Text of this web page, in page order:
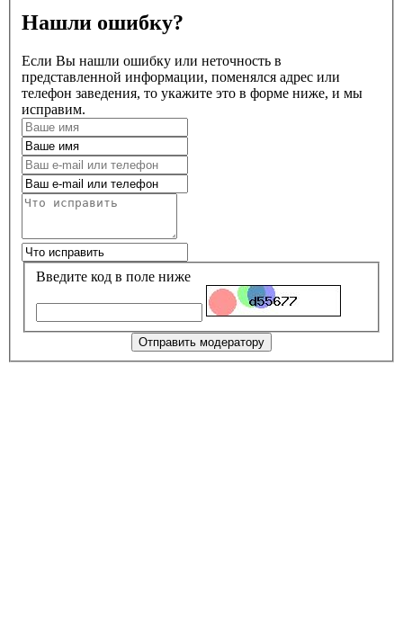
Нашли ошибку?
Если Вы нашли ошибку или неточность в
представленной информации, поменялся адрес или
телефон заведения, то укажите это в форме ниже, и мы
исправим.
Введите код в поле ниже
Отправить модератору